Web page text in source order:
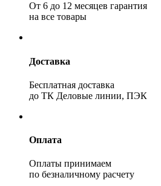
От 6 до 12 месяцев гарантия
на все товары
Доставка
Бесплатная доставка
до ТК Деловые линии, ПЭК
Оплата
Оплаты принимаем
по безналичному расчету